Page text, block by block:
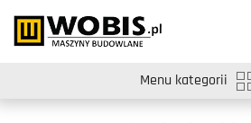
Menu kategorii